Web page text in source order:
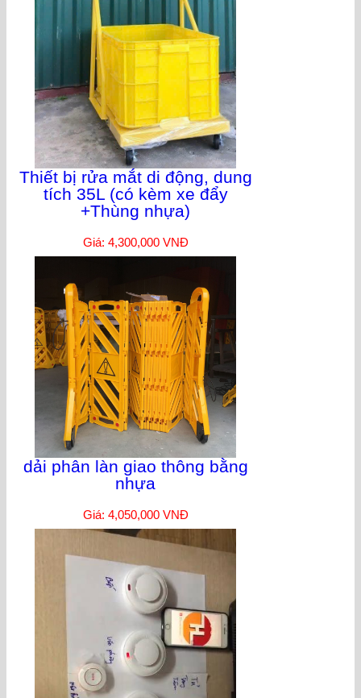
Thiết bị rửa mắt di động, dung
tích 35L (có kèm xe đẩy
+Thùng nhựa)
Giá: 4,300,000 VNĐ
dải phân làn giao thông bằng
nhựa
Giá: 4,050,000 VNĐ